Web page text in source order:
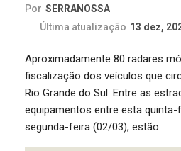
Por SERRANOSSA
Última atualização 13 dez,
Aproximadamente 80 radares
fiscalização dos veículos que
Rio Grande do Sul. Entre as
equipamentos entre esta
segunda-feira (02/03), estão: